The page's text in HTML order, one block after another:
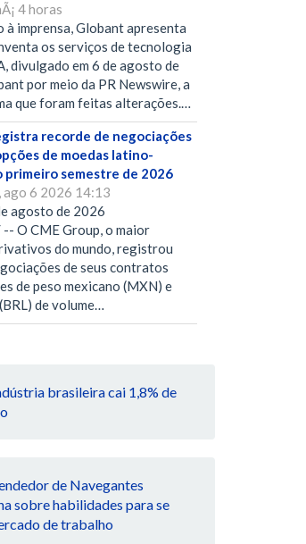
4 horas
à imprensa, Globant apresenta
os serviços de tecnologia
divulgado em 6 de agosto de
por meio da PR Newswire, a
que foram feitas alterações.…
recorde de negociações
de moedas latino-
primeiro semestre de 2026
ago 6 2026 14:13
agosto de 2026
O CME Group, o maior
do mundo, registrou
de seus contratos
de peso mexicano (MXN) e
de volume…
brasileira cai 1,8% de
de Navegantes
sobre habilidades para se
de trabalho